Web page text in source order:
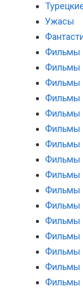
Ужасы
Фильмы
Фильмы
Фильмы
Фильмы
Фильмы
Фильмы
Фильмы
Фильмы
Фильмы
Фильмы
Фильмы
Фильмы
Фильмы
Фильмы
Фильмы
Фильмы